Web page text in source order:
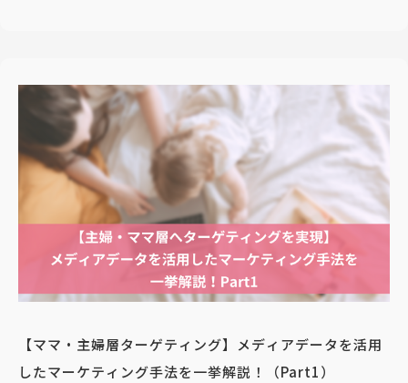
【ママ・主婦層ターゲティング】メディアデータを活用
したマーケティング手法を一挙解説！（Part1）